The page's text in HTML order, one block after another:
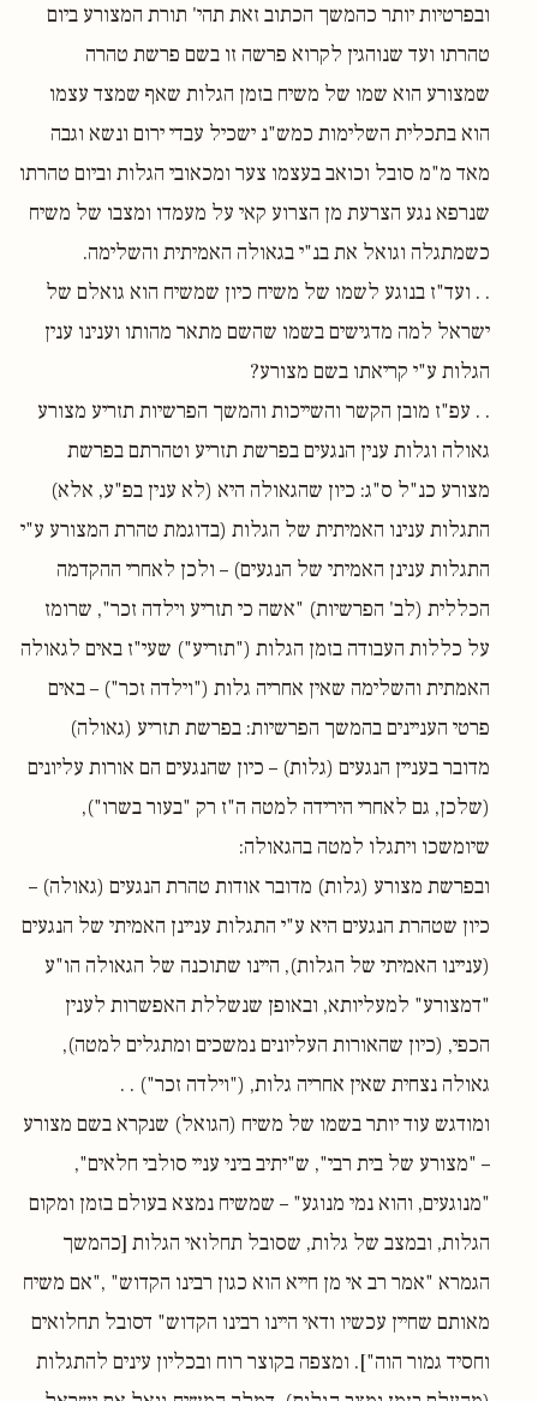
ובפרטיות יותר כהמשך הכתוב זאת תהי' תורת המצורע ביום
טהרתו ועד שנוהגין לקרוא פרשה זו בשם פרשת טהרה
שמצורע הוא שמו של משיח בזמן הגלות שאף שמצד עצמו
הוא בתכלית השלימות כמש"נ ישכיל עבדי ירום ונשא וגבה
מאד מ"מ סובל וכואב בעצמו צער ומכאובי הגלות וביום טהרתו
שנרפא נגע הצרעת מן הצרוע קאי על מעמדו ומצבו של משיח
כשמתגלה וגואל את בנ"י בגאולה האמיתית והשלימה.
. . ועד"ז בנוגע לשמו של משיח כיון שמשיח הוא גואלם של
ישראל למה מדגישים בשמו שהשם מתאר מהותו וענינו ענין
הגלות ע"י קריאתו בשם מצורע?
. . עפ"ז מובן הקשר והשייכות והמשך הפרשיות תזריע מצורע
גאולה וגלות ענין הנגעים בפרשת תזריע וטהרתם בפרשת
מצורע כנ"ל ס"ג: כיון שהגאולה היא (לא ענין בפ"ע, אלא)
התגלות ענינו האמיתית של הגלות (בדוגמת טהרת המצורע ע"י
התגלות ענינן האמיתי של הנגעים) – ולכן לאחרי ההקדמה
הכללית (לב' הפרשיות) "אשה כי תזריע וילדה זכר", שרומז
על כללות העבודה בזמן הגלות ("תזריע") שעי"ז באים לגאולה
האמתית והשלימה שאין אחריה גלות ("וילדה זכר") – באים
פרטי העניינים בהמשך הפרשיות: בפרשת תזריע (גאולה)
מדובר בעניין הנגעים (גלות) – כיון שהנגעים הם אורות עליונים
(שלכן, גם לאחרי הירידה למטה ה"ז רק "בעור בשרו"),
שיומשכו ויתגלו למטה בהגאולה:
ובפרשת מצורע (גלות) מדובר אודות טהרת הנגעים (גאולה) –
כיון שטהרת הנגעים היא ע"י התגלות עניינן האמיתי של הנגעים
(עניינו האמיתי של הגלות), היינו שתוכנה של הגאולה הו"ע
"דמצורע" למעליותא, ובאופן שנשללת האפשרות לענין
הכפי, (כיון שהאורות העליונים נמשכים ומתגלים למטה),
גאולה נצחית שאין אחריה גלות, ("וילדה זכר") . .
ומודגש עוד יותר בשמו של משיח (הגואל) שנקרא בשם מצורע
– "מצורע של בית רבי", ש"יתיב ביני עניי סולבי חלאים",
"מנוגעים, והוא נמי מנוגע" – שמשיח נמצא בעולם בזמן ומקום
הגלות, ובמצב של גלות, שסובל תחלואי הגלות [כהמשך
הגמרא "אמר רב אי מן חייא הוא כגון רבינו הקדוש" ,"אם משיח
מאותם שחיין עכשיו ודאי היינו רבינו הקדוש" דסובל תחלואים
וחסיד גמור הוה"]. ומצפה בקוצר רוח ובכליון עינים להתגלות